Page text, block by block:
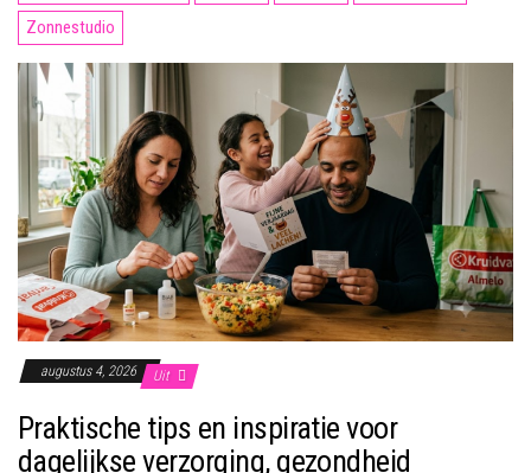
Zonnestudio
augustus 4, 2026 Uit
Praktische tips en inspiratie voor
dagelijkse verzorging, gezondheid